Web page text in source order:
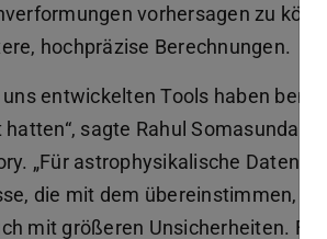
vorhersagen zu
hochpräzise Berechnungen.
uns entwickelten Tools haben
sagte Rahul
„Für astrophysikalische Daten
die mit dem übereinstimmen,
mit größeren Unsicherheiten.